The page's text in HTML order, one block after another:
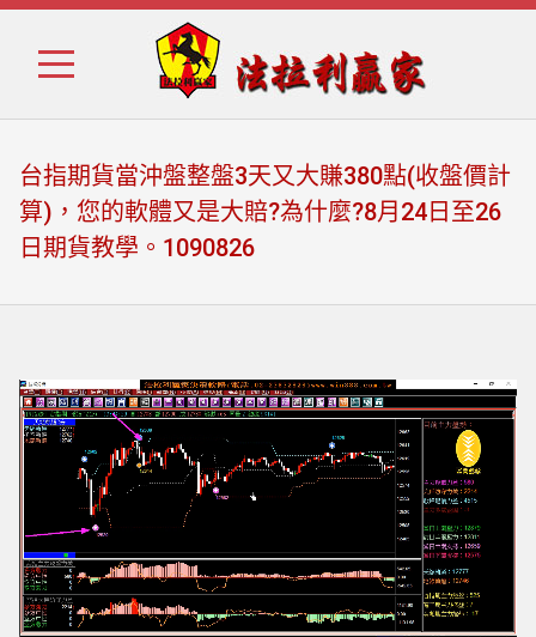
Skip
Skip
台指期貨當沖盤整盤3天又大賺380點(收盤價計
算)，您的軟體又是大賠?為什麼?8月24日至26
日期貨教學。1090826